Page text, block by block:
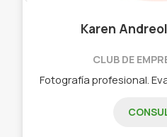
Karen
CLUB DE